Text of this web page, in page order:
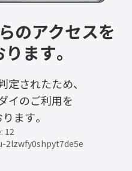
のアクセスを
ます。
されたため、
イのご利用を
ます。
12
2lzwfy0shpyt7de5e